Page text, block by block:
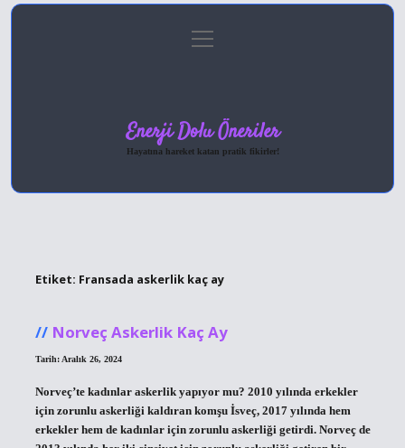
Gizlilik Politikası
menüyü
aç
Enerji Dolu Öneriler
Hayatına hareket katan pratik fikirler!
Etiket: Fransada askerlik kaç ay
Norveç Askerlik Kaç Ay
Tarih: Aralık 26, 2024
Norveç’te kadınlar askerlik yapıyor mu? 2010 yılında erkekler
için zorunlu askerliği kaldıran komşu İsveç, 2017 yılında hem
erkekler hem de kadınlar için zorunlu askerliği getirdi. Norveç de